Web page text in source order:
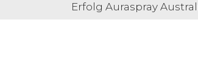
Erfolg Auraspray